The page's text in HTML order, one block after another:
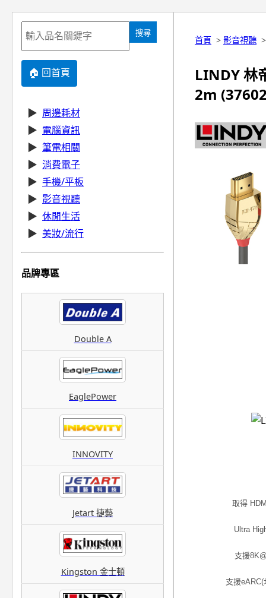
搜尋
🏠 回首頁
▶ 周邊耗材
▶ 電腦資訊
▶ 筆電相關
▶ 消費電子
▶ 手機/平板
▶ 影音視聽
▶ 休閒生活
▶ 美妝/流行
品牌專區
Double A
EaglePower
INNOVITY
Jetart 捷藝
Kingston 金士頓
首頁 > 影音視聽
LINDY 林
2m
取得
Ultra
支援
支援